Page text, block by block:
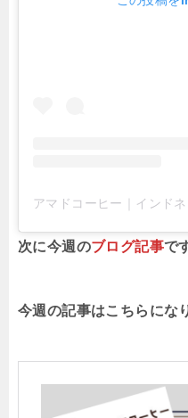
次に今週のブログ記事で
今週の記事はこちらにな